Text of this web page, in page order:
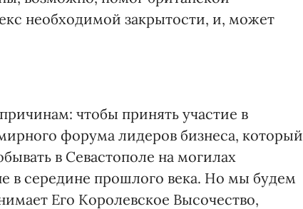
необходимой закрытости, и, может
чтобы принять участие в
форума лидеров бизнеса, который
в Севастополе на могилах
в середине прошлого века. Но мы будем
Его Королевское Высочество,